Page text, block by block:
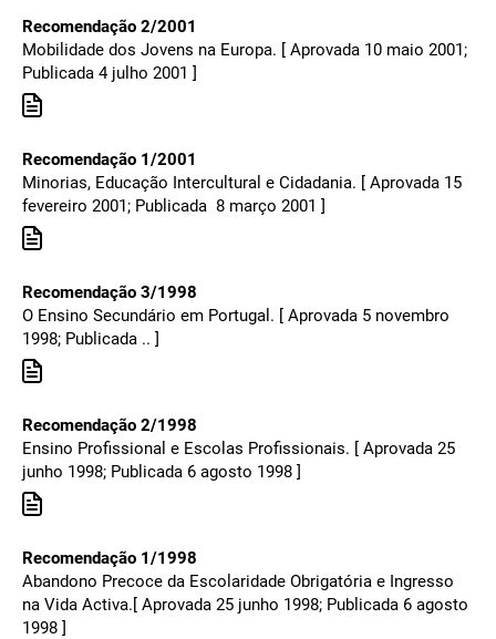
Recomendação 2/2001
Mobilidade dos Jovens na Europa. [ Aprovada 10 maio 2001;
Publicada 4 julho 2001 ]
Recomendação 1/2001
Minorias, Educação Intercultural e Cidadania. [ Aprovada 15
fevereiro 2001; Publicada 8 março 2001 ]
Recomendação 3/1998
O Ensino Secundário em Portugal. [ Aprovada 5 novembro
1998; Publicada .. ]
Recomendação 2/1998
Ensino Profissional e Escolas Profissionais. [ Aprovada 25
junho 1998; Publicada 6 agosto 1998 ]
Recomendação 1/1998
Abandono Precoce da Escolaridade Obrigatória e Ingresso
na Vida Activa.[ Aprovada 25 junho 1998; Publicada 6 agosto
1998 ]